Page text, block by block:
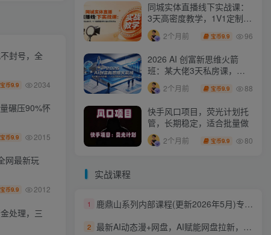
封号，全
宝币9.9 2034
碾压90%怀
宝币9.9 2015
网最新玩
宝币9.9 2012
处理，三
同城实体直播线下实战课：
3天高密度教学，1V1定制货
盘话术快速实现同城爆店
2个月前 宝币9.9 96
2026 AI 创富新思维火箭
班：某大佬3天私房课，一
人公司实体获客商机洞察
2个月前 宝币9.9 88
快手风口项目，荧光计划托
管，长期稳定，适合批量做
2个月前 宝币9.9 80
实战课程
1 鹿鼎山系列内部课程(更新2026年5月)专注缠论教学，行情分析、学习答疑、机会提示、实操讲解
2 最新AI动态漫+网盘，AI赋能网盘拉新，几秒一条拉爆收益